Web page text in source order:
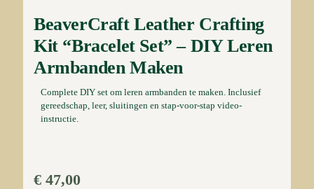
BeaverCraft Leather Crafting
Kit “Bracelet Set” – DIY Leren
Armbanden Maken
Complete DIY set om leren armbanden te maken. Inclusief
gereedschap, leer, sluitingen en stap-voor-stap video-
instructie.
€ 47,00